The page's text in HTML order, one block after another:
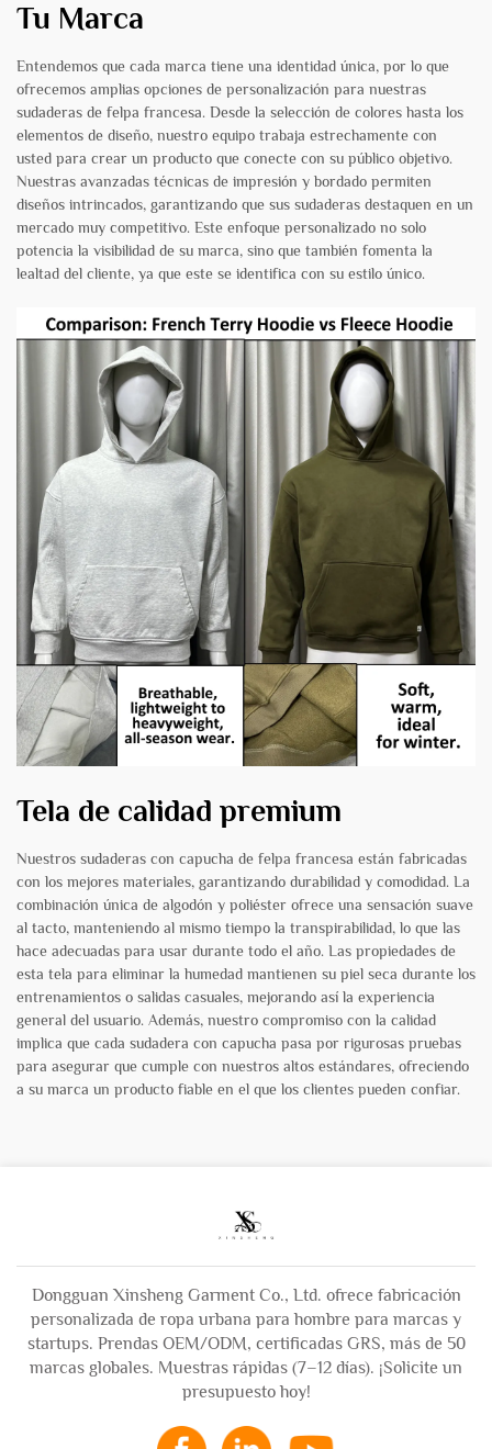
Tu Marca
Entendemos que cada marca tiene una identidad única, por lo que
ofrecemos amplias opciones de personalización para nuestras
sudaderas de felpa francesa. Desde la selección de colores hasta los
elementos de diseño, nuestro equipo trabaja estrechamente con
usted para crear un producto que conecte con su público objetivo.
Nuestras avanzadas técnicas de impresión y bordado permiten
diseños intrincados, garantizando que sus sudaderas destaquen en un
mercado muy competitivo. Este enfoque personalizado no solo
potencia la visibilidad de su marca, sino que también fomenta la
lealtad del cliente, ya que este se identifica con su estilo único.
Tela de calidad premium
Nuestros sudaderas con capucha de felpa francesa están fabricadas
con los mejores materiales, garantizando durabilidad y comodidad. La
combinación única de algodón y poliéster ofrece una sensación suave
al tacto, manteniendo al mismo tiempo la transpirabilidad, lo que las
hace adecuadas para usar durante todo el año. Las propiedades de
esta tela para eliminar la humedad mantienen su piel seca durante los
entrenamientos o salidas casuales, mejorando así la experiencia
general del usuario. Además, nuestro compromiso con la calidad
implica que cada sudadera con capucha pasa por rigurosas pruebas
para asegurar que cumple con nuestros altos estándares, ofreciendo
a su marca un producto fiable en el que los clientes pueden confiar.
Dongguan Xinsheng Garment Co., Ltd. ofrece fabricación
personalizada de ropa urbana para hombre para marcas y
startups. Prendas OEM/ODM, certificadas GRS, más de 50
marcas globales. Muestras rápidas (7–12 días). ¡Solicite un
presupuesto hoy!